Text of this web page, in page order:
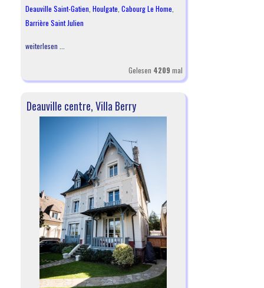
Deauville Saint-Gatien Houlgate Cabourg Le Home
Barrière Saint Julien
weiterlesen ...
Gelesen 4209 mal
Deauville centre, Villa Berry